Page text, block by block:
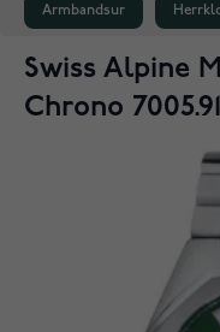
Armbandsur
Swiss Alpine
Chrono